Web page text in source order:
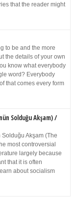
that the reader might
to be and the more
the details of your own
know what everybody
word? Everybody
that comes every form
Solduğu Akşam) /
Solduğu Akşam (The
most controversial
largely because
that it is often
about socialism